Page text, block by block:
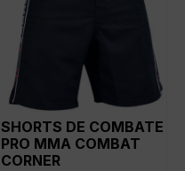
SHORTS DE COMBATE
PRO MMA COMBAT
CORNER